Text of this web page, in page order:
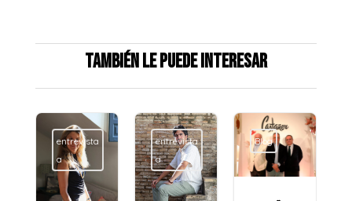
También le puede interesar
entrevista
a
entrevista
a
Blog